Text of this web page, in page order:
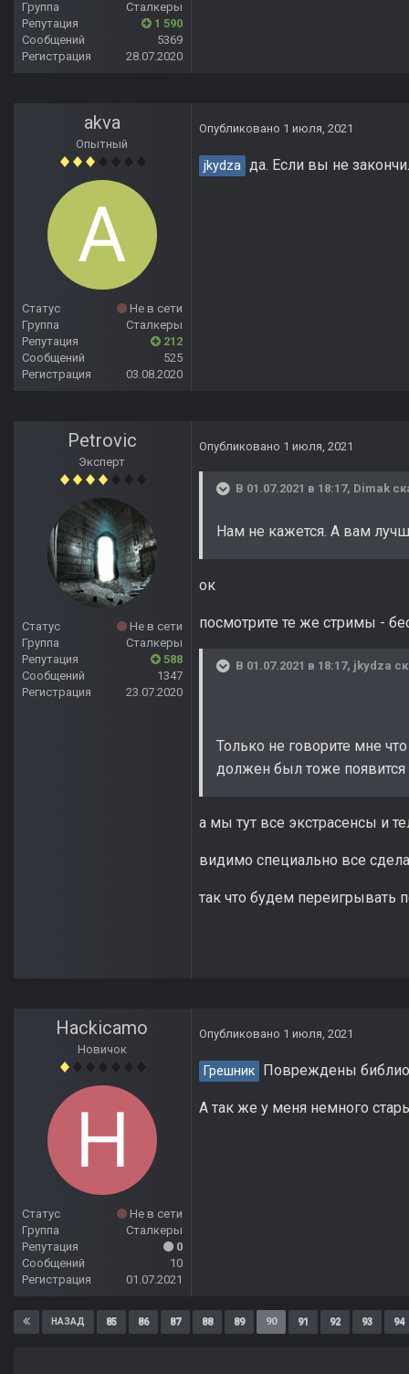
Группа
Сталкеры
Репутация
1 590
Сообщений
5369
Регистрация
28.07.2020
akva
Опытный
Статус
Не в сети
Группа
Сталкеры
Репутация
212
Сообщений
525
Регистрация
03.08.2020
Опубликовано 1 июля, 2021
jkydza да. Если вы не
Petrovic
Эксперт
Статус
Не в сети
Группа
Сталкеры
Репутация
588
Сообщений
1347
Регистрация
23.07.2020
Опубликовано 1 июля, 2021
В 01.07.2021 в 18:17, Dimak
Нам не кажется. А вам
ок
посмотрите те же стримы -
В 01.07.2021 в 18:17, jkydza
Только не говорите мне
должен был тоже
а мы тут все экстрасенсы и
видимо специально все
так что будем переигрывать
Hackicamo
Новичок
Статус
Не в сети
Группа
Сталкеры
Репутация
0
Сообщений
10
Регистрация
01.07.2021
Опубликовано 1 июля, 2021
Грешник Повреждены
А так же у меня немного
НАЗАД 85 86 87 88 89 90 91 92 93 94